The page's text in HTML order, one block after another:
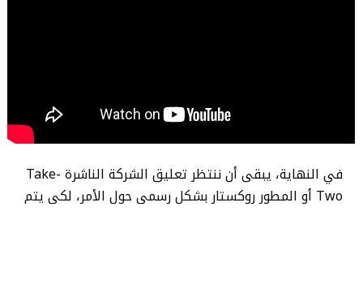
في النهاية، يبقى أن ننتظر تعليق الشركة الناشرة Take-
Two أو المطور روكستار بشكل رسمي حول الأمر، لكي يتم